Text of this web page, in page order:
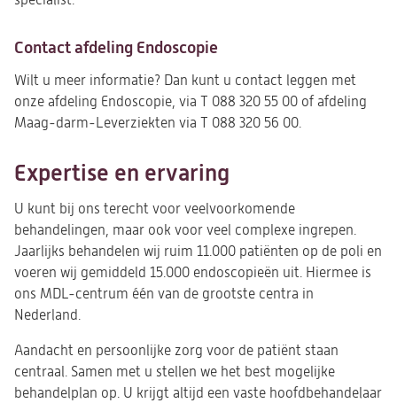
Contact afdeling Endoscopie
Wilt u meer informatie? Dan kunt u contact leggen met
onze afdeling Endoscopie, via T 088 320 55 00 of afdeling
Maag-darm-Leverziekten via T 088 320 56 00.
Expertise en ervaring
U kunt bij ons terecht voor veelvoorkomende
behandelingen, maar ook voor veel complexe ingrepen.
Jaarlijks behandelen wij ruim 11.000 patiënten op de poli en
voeren wij gemiddeld 15.000 endoscopieën uit. Hiermee is
ons MDL-centrum één van de grootste centra in
Nederland.
Aandacht en persoonlijke zorg voor de patiënt staan
centraal. Samen met u stellen we het best mogelijke
behandelplan op. U krijgt altijd een vaste hoofdbehandelaar